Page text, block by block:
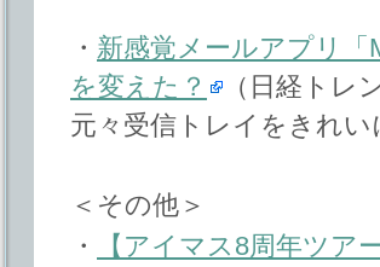
・ 新感覚メールアプリ「
を変えた？
（日経トレ
元々受信トレイをきれ
＜その他＞
・
【アイマス8周年ツア